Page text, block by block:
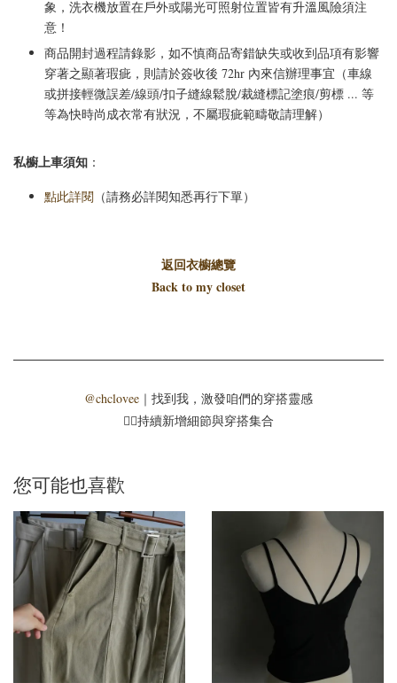
象，洗衣機放置在戶外或陽光可照射位置皆有升溫風險須注
意！
商品開封過程請錄影，如不慎商品寄錯缺失或收到品項有影響
穿著之顯著瑕疵，則請於簽收後 72hr 內來信辦理事宜（車線
或拼接輕微誤差/線頭/扣子縫線鬆脫/裁縫標記塗痕/剪標 ... 等
等為快時尚成衣常有狀況，不屬瑕疵範疇敬請理解）
私櫥上車須知 ：
點此詳閱 （請務必詳閱知悉再行下單）
返回衣櫥總覽
Back to my closet
@chclovee ｜找到我，激發咱們的穿搭靈感
☝🏻持續新增細節與穿搭集合
您可能也喜歡